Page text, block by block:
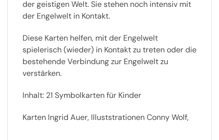
der geistigen Welt. Sie stehen noch intensiv mit
der Engelwelt in Kontakt.
Diese Karten helfen, mit der Engelwelt
spielerisch (wieder) in Kontakt zu treten oder die
bestehende Verbindung zur Engelwelt zu
verstärken.
Inhalt: 21 Symbolkarten für Kinder
Karten Ingrid Auer, Illuststrationen Conny Wolf,